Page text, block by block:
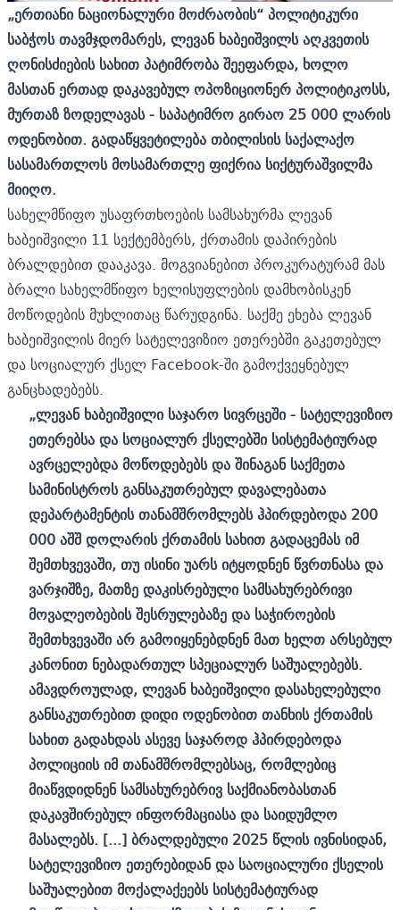
„ერთიანი ნაციონალური მოძრაობის“ პოლიტიკური
საბჭოს თავმჯდომარეს, ლევან ხაბეიშვილს აღკვეთის
ღონისძიების სახით პატიმრობა შეეფარდა, ხოლო
მასთან ერთად დაკავებულ ოპოზიციონერ პოლიტიკოსს,
მურთაზ ზოდელავას - საპატიმრო გირაო 25 000 ლარის
ოდენობით. გადაწყვეტილება თბილისის საქალაქო
სასამართლოს მოსამართლე ფიქრია სიქტურაშვილმა
მიიღო.
სახელმწიფო უსაფრთხოების სამსახურმა ლევან
ხაბეიშვილი 11 სექტემბერს, ქრთამის დაპირების
ბრალდებით დააკავა. მოგვიანებით პროკურატურამ მას
ბრალი სახელმწიფო ხელისუფლების დამხობისკენ
მოწოდების მუხლითაც წარუდგინა. საქმე ეხება ლევან
ხაბეიშვილის მიერ სატელევიზიო ეთერებში გაკეთებულ
და სოციალურ ქსელ Facebook-ში გამოქვეყნებულ
განცხადებებს.
„ლევან ხაბეიშვილი საჯარო სივრცეში - სატელევიზიო
ეთერებსა და სოციალურ ქსელებში სისტემატიურად
ავრცელებდა მოწოდებებს და შინაგან საქმეთა
სამინისტროს განსაკუთრებულ დავალებათა
დეპარტამენტის თანამშრომლებს ჰპირდებოდა 200
000 აშშ დოლარის ქრთამის სახით გადაცემას იმ
შემთხვევაში, თუ ისინი უარს იტყოდნენ წვრთნასა და
ვარჯიშზე, მათზე დაკისრებული სამსახურებრივი
მოვალეობების შესრულებაზე და საჭიროების
შემთხვევაში არ გამოიყენებდნენ მათ ხელთ არსებულ
კანონით ნებადართულ სპეციალურ საშუალებებს.
ამავდროულად, ლევან ხაბეიშვილი დასახელებული
განსაკუთრებით დიდი ოდენობით თანხის ქრთამის
სახით გადახდას ასევე საჯაროდ ჰპირდებოდა
პოლიციის იმ თანამშრომლებსაც, რომლებიც
მიაწვდიდნენ სამსახურებრივ საქმიანობასთან
დაკავშირებულ ინფორმაციასა და საიდუმლო
მასალებს. [...] ბრალდებული 2025 წლის ივნისიდან,
სატელევიზიო ეთერებიდან და საოციალური ქსელის
საშუალებით მოქალაქეებს სისტემატიურად